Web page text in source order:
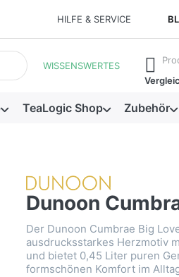
HILFE & SERVICE
erste Ergebnisse.
WISSENSWERTES
TeaLogic Shop Zubehör
Dunoon
Der Dunoon Cumbrae Big
ausdrucksstarkes Herzmotiv
und bietet 0,45 Liter puren
formschönen Komfort im